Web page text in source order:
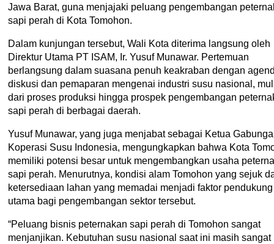
Jawa Barat, guna menjajaki peluang pengembangan
sapi perah di Kota Tomohon.
Dalam kunjungan tersebut, Wali Kota diterima langsung oleh
Direktur Utama PT ISAM, Ir. Yusuf Munawar. Pertemuan
berlangsung dalam suasana penuh keakraban dengan
diskusi dan pemaparan mengenai industri susu nasional,
dari proses produksi hingga prospek pengembangan
sapi perah di berbagai daerah.
Yusuf Munawar, yang juga menjabat sebagai Ketua
Koperasi Susu Indonesia, mengungkapkan bahwa Kota
memiliki potensi besar untuk mengembangkan usaha
sapi perah. Menurutnya, kondisi alam Tomohon yang sejuk
ketersediaan lahan yang memadai menjadi faktor pendukung
utama bagi pengembangan sektor tersebut.
“Peluang bisnis peternakan sapi perah di Tomohon sangat
menjanjikan. Kebutuhan susu nasional saat ini masih sangat